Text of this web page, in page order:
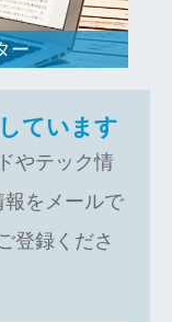
ー
ています
やテック情
をメールで
登録くださ